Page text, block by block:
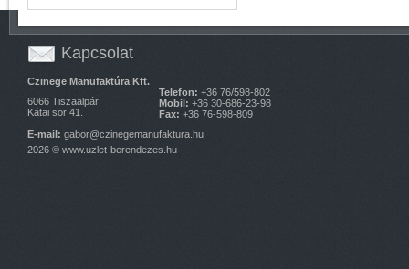
Kapcsolat
Czinege Manufaktúra Kft.
6066 Tiszaalpár
Kátai sor 41.
Telefon: +36 76/598-802
Mobil: +36 30-686-23-98
Fax: +36 76-598-809
E-mail: gabor@czinegemanufaktura.hu
2026 © www.uzlet-berendezes.hu